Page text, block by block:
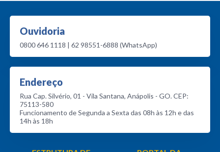
Ouvidoria
0800 646 1118 | 62 98551-6888 (WhatsApp)
Endereço
Rua Cap. Silvério, 01 - Vila Santana, Anápolis - GO. CEP:
75113-580
Funcionamento de Segunda a Sexta das 08h às 12h e das
14h às 18h